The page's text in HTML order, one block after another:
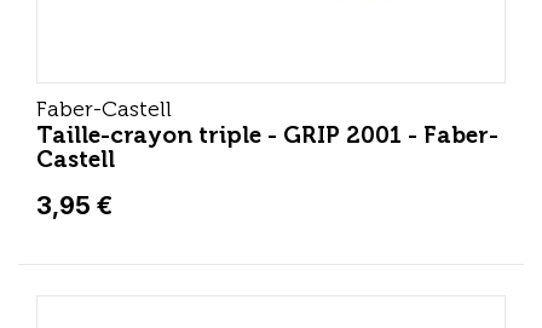
Faber-Castell
Taille-crayon triple - GRIP 2001 - Faber-
Castell
3,95 €